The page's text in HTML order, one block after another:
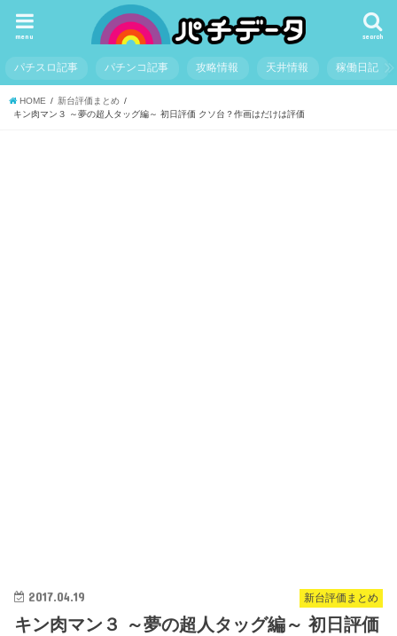
search
menu
パチスロ記事 パチンコ記事 攻略情報 天井情報 稼働日記
HOME
新台評価まとめ
キン肉マン３ ～夢の超人タッグ編～ 初日評価 クソ台？作画はだけは評価
新台評価まとめ
2017.04.19
キン肉マン３ ～夢の超人タッグ編～ 初日評価